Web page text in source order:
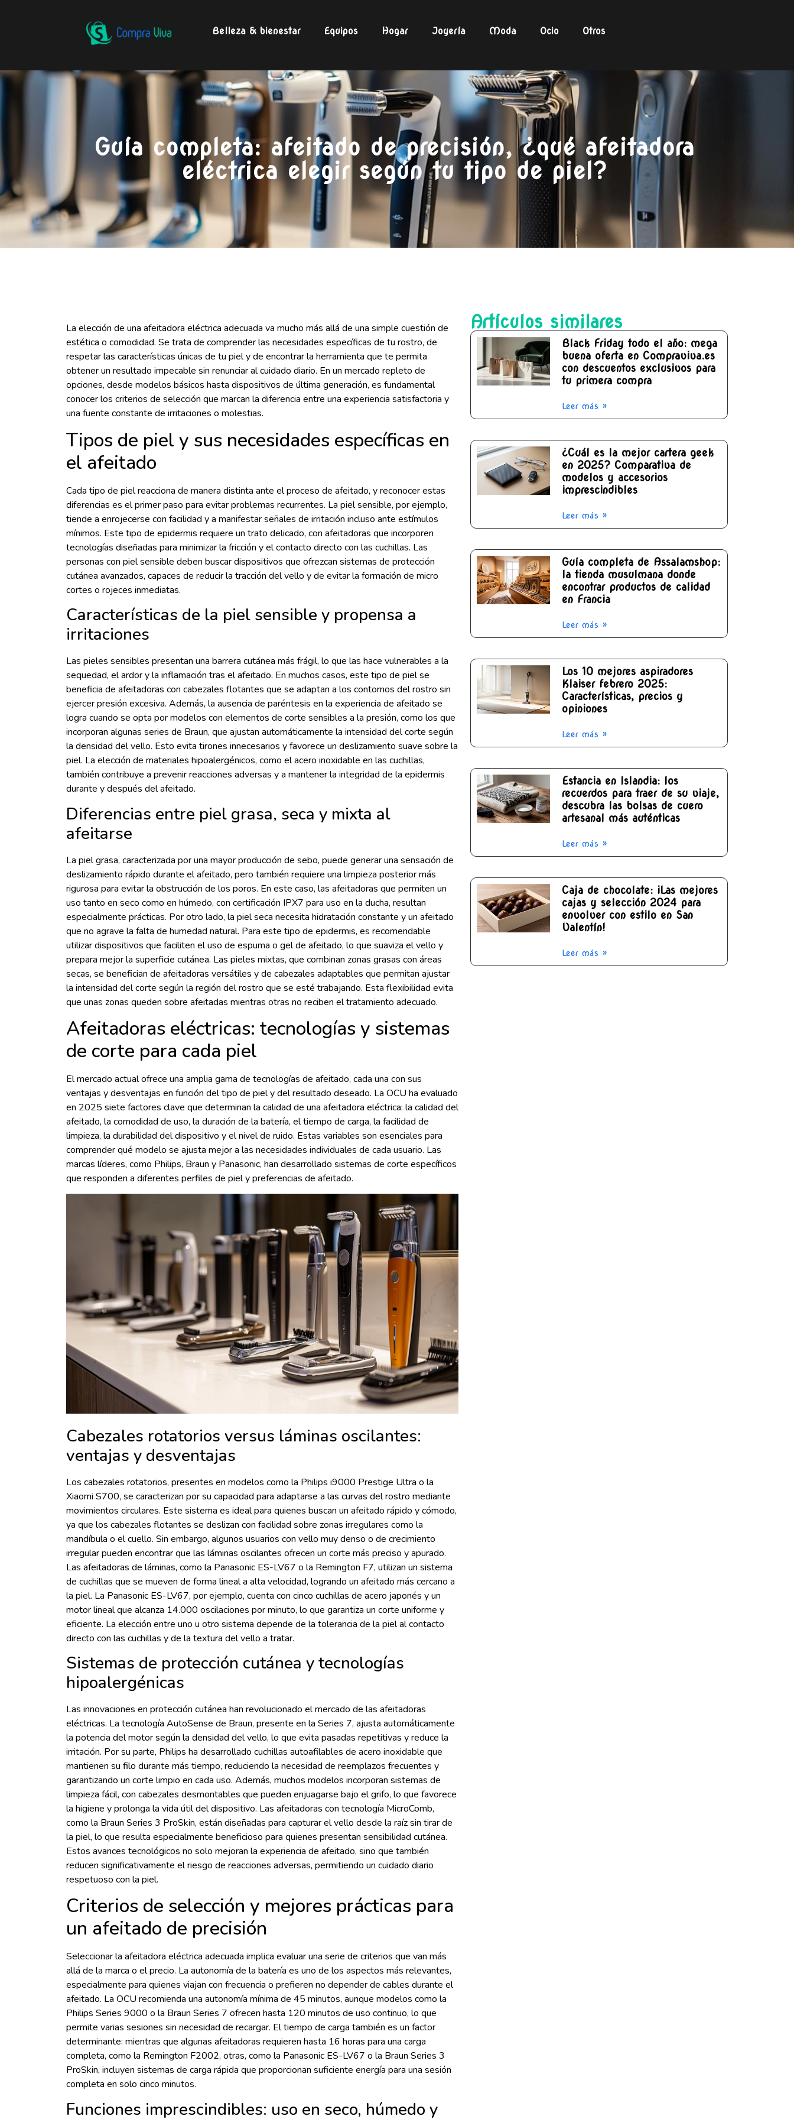
Belleza & bienestar Equipos Hogar Joyería Moda Ocio Otros
Guía completa: afeitado de precisión, ¿qué afeitadora
eléctrica elegir según tu tipo de piel?
La elección de una afeitadora eléctrica adecuada va mucho más allá de una simple cuestión de
estética o comodidad. Se trata de comprender las necesidades específicas de tu rostro, de
respetar las características únicas de tu piel y de encontrar la herramienta que te permita
obtener un resultado impecable sin renunciar al cuidado diario. En un mercado repleto de
opciones, desde modelos básicos hasta dispositivos de última generación, es fundamental
conocer los criterios de selección que marcan la diferencia entre una experiencia satisfactoria y
una fuente constante de irritaciones o molestias.
Tipos de piel y sus necesidades específicas en
el afeitado
Cada tipo de piel reacciona de manera distinta ante el proceso de afeitado, y reconocer estas
diferencias es el primer paso para evitar problemas recurrentes. La piel sensible, por ejemplo,
tiende a enrojecerse con facilidad y a manifestar señales de irritación incluso ante estímulos
mínimos. Este tipo de epidermis requiere un trato delicado, con afeitadoras que incorporen
tecnologías diseñadas para minimizar la fricción y el contacto directo con las cuchillas. Las
personas con piel sensible deben buscar dispositivos que ofrezcan sistemas de protección
cutánea avanzados, capaces de reducir la tracción del vello y de evitar la formación de micro
cortes o rojeces inmediatas.
Características de la piel sensible y propensa a
irritaciones
Las pieles sensibles presentan una barrera cutánea más frágil, lo que las hace vulnerables a la
sequedad, el ardor y la inflamación tras el afeitado. En muchos casos, este tipo de piel se
beneficia de afeitadoras con cabezales flotantes que se adaptan a los contornos del rostro sin
ejercer presión excesiva. Además, la ausencia de paréntesis en la experiencia de afeitado se
logra cuando se opta por modelos con elementos de corte sensibles a la presión, como los que
incorporan algunas series de Braun, que ajustan automáticamente la intensidad del corte según
la densidad del vello. Esto evita tirones innecesarios y favorece un deslizamiento suave sobre la
piel. La elección de materiales hipoalergénicos, como el acero inoxidable en las cuchillas,
también contribuye a prevenir reacciones adversas y a mantener la integridad de la epidermis
durante y después del afeitado.
Diferencias entre piel grasa, seca y mixta al
afeitarse
La piel grasa, caracterizada por una mayor producción de sebo, puede generar una sensación de
deslizamiento rápido durante el afeitado, pero también requiere una limpieza posterior más
rigurosa para evitar la obstrucción de los poros. En este caso, las afeitadoras que permiten un
uso tanto en seco como en húmedo, con certificación IPX7 para uso en la ducha, resultan
especialmente prácticas. Por otro lado, la piel seca necesita hidratación constante y un afeitado
que no agrave la falta de humedad natural. Para este tipo de epidermis, es recomendable
utilizar dispositivos que faciliten el uso de espuma o gel de afeitado, lo que suaviza el vello y
prepara mejor la superficie cutánea. Las pieles mixtas, que combinan zonas grasas con áreas
secas, se benefician de afeitadoras versátiles y de cabezales adaptables que permitan ajustar
la intensidad del corte según la región del rostro que se esté trabajando. Esta flexibilidad evita
que unas zonas queden sobre afeitadas mientras otras no reciben el tratamiento adecuado.
Afeitadoras eléctricas: tecnologías y sistemas
de corte para cada piel
El mercado actual ofrece una amplia gama de tecnologías de afeitado, cada una con sus
ventajas y desventajas en función del tipo de piel y del resultado deseado. La OCU ha evaluado
en 2025 siete factores clave que determinan la calidad de una afeitadora eléctrica: la calidad del
afeitado, la comodidad de uso, la duración de la batería, el tiempo de carga, la facilidad de
limpieza, la durabilidad del dispositivo y el nivel de ruido. Estas variables son esenciales para
comprender qué modelo se ajusta mejor a las necesidades individuales de cada usuario. Las
marcas líderes, como Philips, Braun y Panasonic, han desarrollado sistemas de corte específicos
que responden a diferentes perfiles de piel y preferencias de afeitado.
Cabezales rotatorios versus láminas oscilantes:
ventajas y desventajas
Los cabezales rotatorios, presentes en modelos como la Philips i9000 Prestige Ultra o la
Xiaomi S700, se caracterizan por su capacidad para adaptarse a las curvas del rostro mediante
movimientos circulares. Este sistema es ideal para quienes buscan un afeitado rápido y cómodo,
ya que los cabezales flotantes se deslizan con facilidad sobre zonas irregulares como la
mandíbula o el cuello. Sin embargo, algunos usuarios con vello muy denso o de crecimiento
irregular pueden encontrar que las láminas oscilantes ofrecen un corte más preciso y apurado.
Las afeitadoras de láminas, como la Panasonic ES-LV67 o la Remington F7, utilizan un sistema
de cuchillas que se mueven de forma lineal a alta velocidad, logrando un afeitado más cercano a
la piel. La Panasonic ES-LV67, por ejemplo, cuenta con cinco cuchillas de acero japonés y un
motor lineal que alcanza 14.000 oscilaciones por minuto, lo que garantiza un corte uniforme y
eficiente. La elección entre uno u otro sistema depende de la tolerancia de la piel al contacto
directo con las cuchillas y de la textura del vello a tratar.
Sistemas de protección cutánea y tecnologías
hipoalergénicas
Las innovaciones en protección cutánea han revolucionado el mercado de las afeitadoras
eléctricas. La tecnología AutoSense de Braun, presente en la Series 7, ajusta automáticamente
la potencia del motor según la densidad del vello, lo que evita pasadas repetitivas y reduce la
irritación. Por su parte, Philips ha desarrollado cuchillas autoafilables de acero inoxidable que
mantienen su filo durante más tiempo, reduciendo la necesidad de reemplazos frecuentes y
garantizando un corte limpio en cada uso. Además, muchos modelos incorporan sistemas de
limpieza fácil, con cabezales desmontables que pueden enjuagarse bajo el grifo, lo que favorece
la higiene y prolonga la vida útil del dispositivo. Las afeitadoras con tecnología MicroComb,
como la Braun Series 3 ProSkin, están diseñadas para capturar el vello desde la raíz sin tirar de
la piel, lo que resulta especialmente beneficioso para quienes presentan sensibilidad cutánea.
Estos avances tecnológicos no solo mejoran la experiencia de afeitado, sino que también
reducen significativamente el riesgo de reacciones adversas, permitiendo un cuidado diario
respetuoso con la piel.
Criterios de selección y mejores prácticas para
un afeitado de precisión
Seleccionar la afeitadora eléctrica adecuada implica evaluar una serie de criterios que van más
allá de la marca o el precio. La autonomía de la batería es uno de los aspectos más relevantes,
especialmente para quienes viajan con frecuencia o prefieren no depender de cables durante el
afeitado. La OCU recomienda una autonomía mínima de 45 minutos, aunque modelos como la
Philips Series 9000 o la Braun Series 7 ofrecen hasta 120 minutos de uso continuo, lo que
permite varias sesiones sin necesidad de recargar. El tiempo de carga también es un factor
determinante: mientras que algunas afeitadoras requieren hasta 16 horas para una carga
completa, como la Remington F2002, otras, como la Panasonic ES-LV67 o la Braun Series 3
ProSkin, incluyen sistemas de carga rápida que proporcionan suficiente energía para una sesión
completa en solo cinco minutos.
Funciones imprescindibles: uso en seco, húmedo y
Artículos similares
Black Friday todo el año: mega
buena oferta en Compraviva.es
con descuentos exclusivos para
tu primera compra
Leer más »
¿Cuál es la mejor cartera geek
en 2025? Comparativa de
modelos y accesorios
imprescindibles
Leer más »
Guía completa de Assalamshop:
la tienda musulmana donde
encontrar productos de calidad
en Francia
Leer más »
Los 10 mejores aspiradores
Klaiser febrero 2025:
Características, precios y
opiniones
Leer más »
Estancia en Islandia: los
recuerdos para traer de su viaje,
descubra las bolsas de cuero
artesanal más auténticas
Leer más »
Caja de chocolate: ¡Las mejores
cajas y selección 2024 para
envolver con estilo en San
Valentín!
Leer más »